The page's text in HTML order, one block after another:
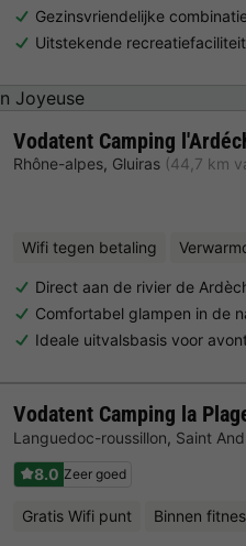
Gezinsvriendelijke
Uitstekende
Joyeuse
Vodatent Camping
Rhône-alpes, Gluiras (44,7 km
Wifi tegen betaling
Direct aan de rivier de
Comfortabel glampen in de
Ideale uitvalsbasis voor
Vodatent Camping la
Languedoc-roussillon, Saint
8.0 Zeer goed
Gratis Wifi punt Binnen